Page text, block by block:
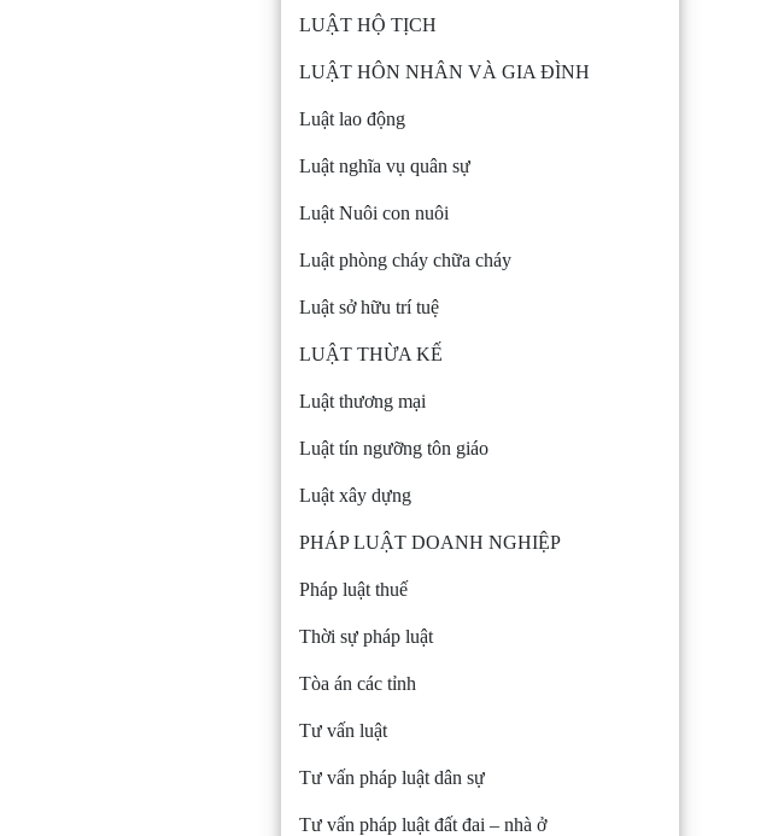
LUẬT HỘ TỊCH
LUẬT HÔN NHÂN VÀ GIA ĐÌNH
Luật lao động
Luật nghĩa vụ quân sự
Luật Nuôi con nuôi
Luật phòng cháy chữa cháy
Luật sở hữu trí tuệ
LUẬT THỪA KẾ
Luật thương mại
Luật tín ngưỡng tôn giáo
Luật xây dựng
PHÁP LUẬT DOANH NGHIỆP
Pháp luật thuế
Thời sự pháp luật
Tòa án các tỉnh
Tư vấn luật
Tư vấn pháp luật dân sự
Tư vấn pháp luật đất đai – nhà ở